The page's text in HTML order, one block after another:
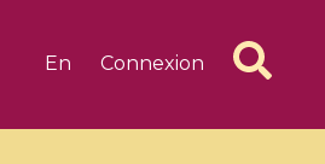
En Connexion